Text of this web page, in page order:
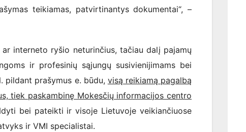
teikiamas, patvirtinantys dokumentai“, –
ryšio neturinčius, tačiau dalį pajamų
ir profesinių sąjungų susivienijimams bei
pildant prašymus e. būdu, visą reikiamą pagalbą
tiek paskambinę Mokesčių informacijos centro
bei pateikti ir visoje Lietuvoje veikiančiuose
ir VMI specialistai.